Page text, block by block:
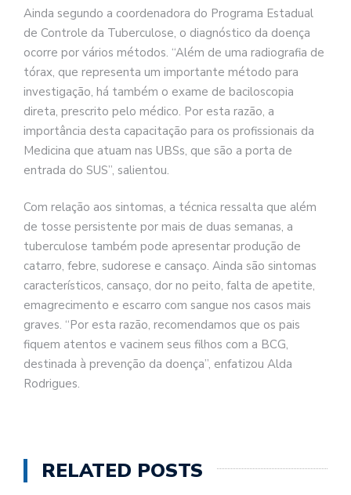
Ainda segundo a coordenadora do Programa Estadual
de Controle da Tuberculose, o diagnóstico da doença
ocorre por vários métodos. “Além de uma radiografia de
tórax, que representa um importante método para
investigação, há também o exame de baciloscopia
direta, prescrito pelo médico. Por esta razão, a
importância desta capacitação para os profissionais da
Medicina que atuam nas UBSs, que são a porta de
entrada do SUS”, salientou.
Com relação aos sintomas, a técnica ressalta que além
de tosse persistente por mais de duas semanas, a
tuberculose também pode apresentar produção de
catarro, febre, sudorese e cansaço. Ainda são sintomas
característicos, cansaço, dor no peito, falta de apetite,
emagrecimento e escarro com sangue nos casos mais
graves. “Por esta razão, recomendamos que os pais
fiquem atentos e vacinem seus filhos com a BCG,
destinada à prevenção da doença”, enfatizou Alda
Rodrigues.
RELATED POSTS